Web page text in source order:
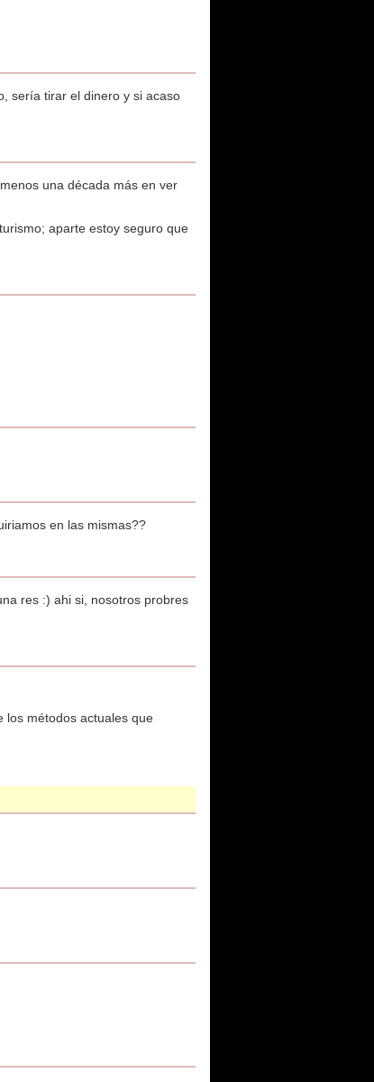
sería tirar el dinero y si acaso
una década más en ver
aparte estoy seguro que
en las mismas??
res :) ahi si, nosotros probres
los métodos actuales que